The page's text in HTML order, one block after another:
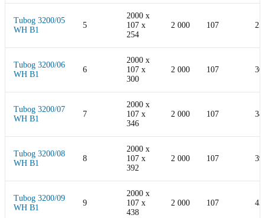
Tubog 3200/05
WH B1
5
2000 x
107 x
254
2 000 107
Tubog 3200/06
WH B1
6
2000 x
107 x
300
2 000 107
Tubog 3200/07
WH B1
7
2000 x
107 x
346
2 000 107
Tubog 3200/08
WH B1
8
2000 x
107 x
392
2 000 107
Tubog 3200/09
WH B1
9
2000 x
107 x
438
2 000 107